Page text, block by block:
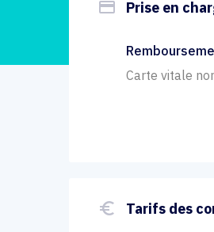
payment Prise en
Carte vitale
euro_symbol Tarifs des